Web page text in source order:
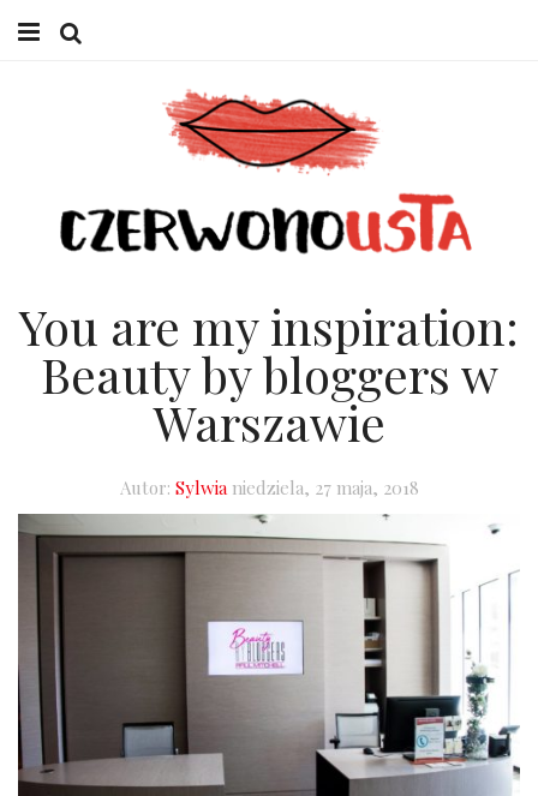
W GABINECIE
O MNIE
You are my inspiration:
Beauty by bloggers w
Warszawie
Autor: Sylwia niedziela, 27 maja, 2018